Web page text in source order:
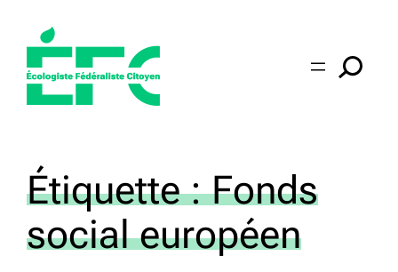
contenu
Étiquette :Fonds
social européen